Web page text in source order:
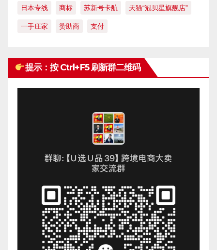
日本专线 商标 苏新号卡航 天猫“冠贝星旗舰店”
一手庄家 赞助商 支付
提示：按 Ctrl+F5 刷新群二维码